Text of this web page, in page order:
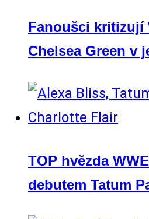
Fanoušci kritizují
Chelsea Green v
TOP hvězda
debutem Tatum